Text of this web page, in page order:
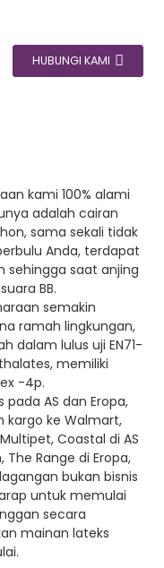
HUBUNGI KAMI
kami 100% alami
adalah cairan
sama sekali tidak
Anda, terdapat
sehingga saat anjing
BB.
semakin
ramah lingkungan,
dalam lulus uji EN71-
memiliki
-4p.
AS dan Eropa,
kargo ke Walmart,
Coastal di AS
The Range di Eropa,
bukan bisnis
untuk memulai
secara
mainan lateks